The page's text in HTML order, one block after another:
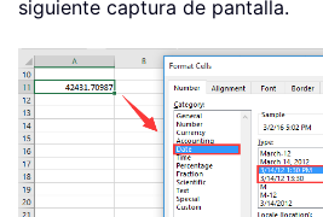
siguiente captura de pantalla.